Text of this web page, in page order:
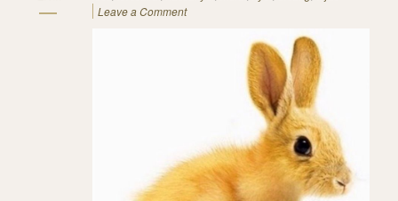
Leave a Comment